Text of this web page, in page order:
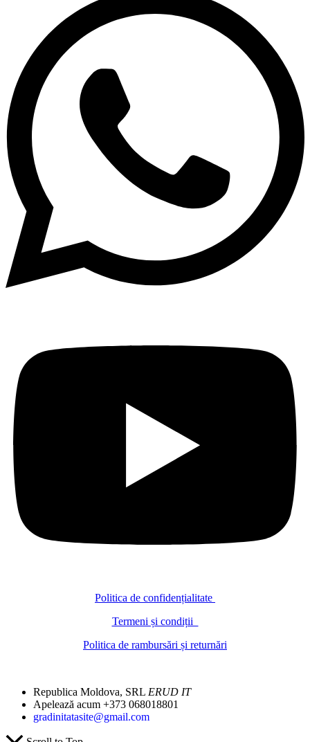
Politica de confidențialitate
Termeni și condiții
Politica de rambursări și returnări
Republica Moldova, SRL ERUD IT
Apelează acum +373 068018801
gradinitatasite@gmail.com